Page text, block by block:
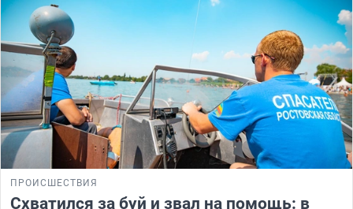
ПРОИСШЕСТВИЯ
Схватился за буй и звал на помощь: в